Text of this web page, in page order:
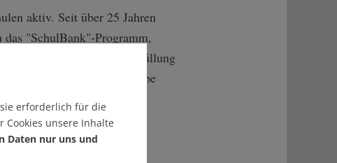
aktiv. Seit über 25 Jahren
das "SchulBank"-Programm,
zu interessieren". Zur Erfüllung
Verband Schülerwettbewerbe
in der "Initiative
Angaben stehen 1320
erforderlich für die
unsere Inhalte
Daten nur uns und